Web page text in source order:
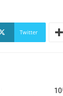
Twitter